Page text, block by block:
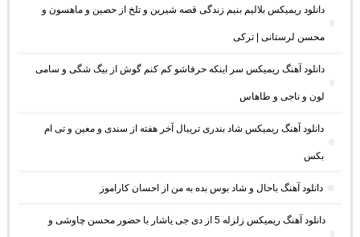
دانلود ریمیکس بلالیم بنیم زندگی قصه شیرین و تلخ از حصین و ماهسون و
محسن لرستانی | ترکی
دانلود آهنگ ریمیکس سر اینکه حرفاشو کم کنم گوش از بیگ شگی و سامی
لون و ناجی و طاهاس
دانلود آهنگ ریمیکس شاد بندری تریبال آخر هفته از سندی و معین و تی ام
بکس
دانلود آهنگ باحال و شاد بوس بده به من از احسان کاراموز
دانلود آهنگ ریمیکس زلزله 5 از دی جی یاشار با حضور محسن چاوشی و